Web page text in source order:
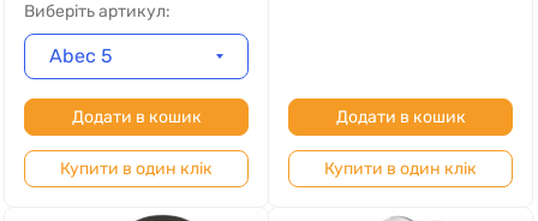
Виберіть артикул:
Abec 5
Додати в кошик
Купити в один клік
Додати в кошик
Купити в один клік